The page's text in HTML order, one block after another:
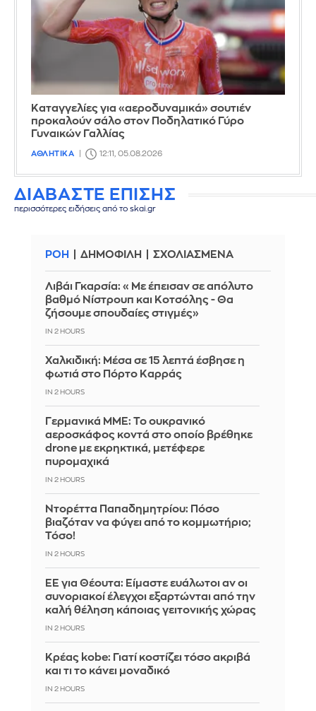
Καταγγελίες για «αεροδυναμικά» σουτιέν
προκαλούν σάλο στον Ποδηλατικό Γύρο
Γυναικών Γαλλίας
ΑΘΛΗΤΙΚΑ 12:11, 05.08.2026
ΔΙΑΒΑΣΤΕ ΕΠΙΣΗΣ
περισσότερες ειδήσεις από το skai.gr
ΡΟΗ ΔΗΜΟΦΙΛΗ ΣΧΟΛΙΑΣΜΕΝΑ
Λιβάι Γκαρσία: «Με έπεισαν σε απόλυτο
βαθμό Νίστρουπ και Κοτσόλης - Θα
ζήσουμε σπουδαίες στιγμές»
IN 2 HOURS
Χαλκιδική: Μέσα σε 15 λεπτά έσβησε η
φωτιά στο Πόρτο Καρράς
IN 2 HOURS
Γερμανικά ΜΜΕ: Το ουκρανικό
αεροσκάφος κοντά στο οποίο βρέθηκε
drone με εκρηκτικά, μετέφερε
πυρομαχικά
IN 2 HOURS
Ντορέττα Παπαδημητρίου: Πόσο
βιαζόταν να φύγει από το κομμωτήριο;
Τόσο!
IN 2 HOURS
ΕΕ για Θέουτα: Είμαστε ευάλωτοι αν οι
συνοριακοί έλεγχοι εξαρτώνται από την
καλή θέληση κάποιας γειτονικής χώρας
IN 2 HOURS
Κρέας kobe: Γιατί κοστίζει τόσο ακριβά
και τι το κάνει μοναδικό
IN 2 HOURS